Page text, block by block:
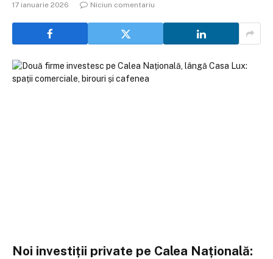
17 ianuarie 2026 Niciun comentariu
Noi investiții private pe Calea Națională: